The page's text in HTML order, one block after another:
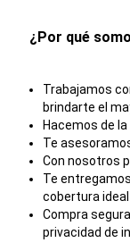
¿Por qué
Trabajamos
brindarte el
Hacemos de
Te
Con nosotros
Te
cobertura ideal
Compra
privacidad de